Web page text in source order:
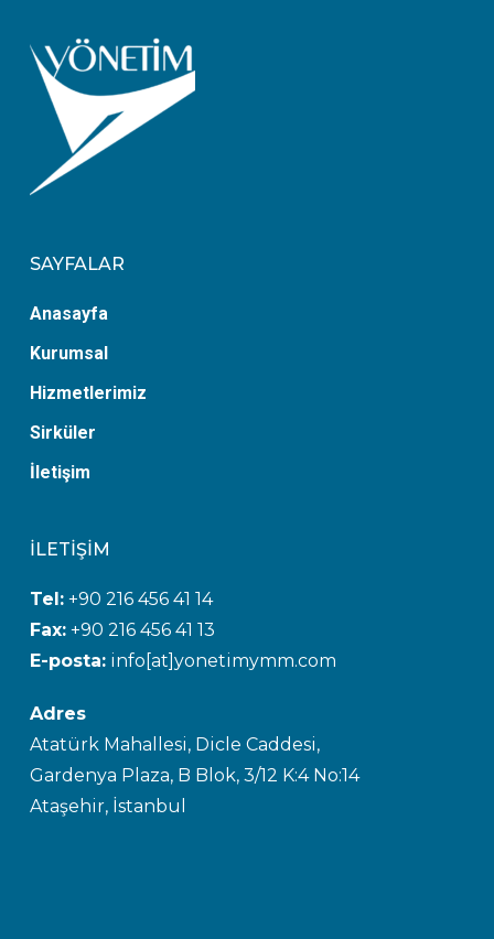
SAYFALAR
Anasayfa
Kurumsal
Hizmetlerimiz
Sirküler
İletişim
İLETİŞİM
Tel: +90 216 456 41 14
Fax:+90 216 456 41 13
E-posta:info[at]yonetimymm.com
Adres
Atatürk Mahallesi, Dicle Caddesi,
Gardenya Plaza, B Blok, 3/12 K:4 No:14
Ataşehir, İstanbul